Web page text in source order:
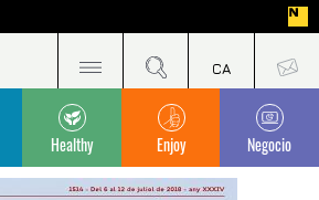
Healthy Enjoy Negocio